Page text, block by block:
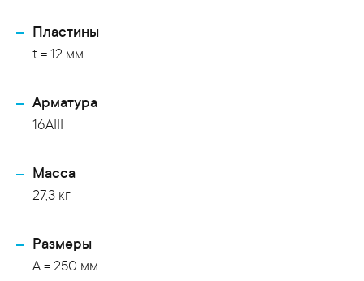
Пластины
t = 12 мм
Арматура
16AIII
Масса
27,3 кг
Размеры
A = 250 мм